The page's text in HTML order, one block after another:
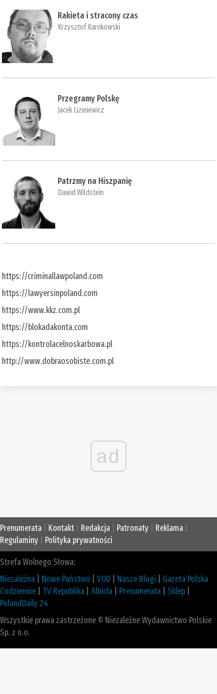
Rakieta i stracony czas
Krzysztof Karnkowski
Przegramy Polskę
Jacek Liziniewicz
Patrzmy na Hiszpanię
Dawid Wildstein
https://criminallawpoland.com
https://lawyersinpoland.com
https://www.kkz.com.pl
https://blokadakonta.com
https://kontrolacelnoskarbowa.pl
http://www.dobraosobiste.com.pl
ad
Prenumerata Kontakt Redakcja Patronaty Reklama
Regulaminy
Polityka prywatności
Strefa Wolnego Słowa:
Niezależna
Nowe Państwo VOD Nasze Blogi
Gazeta Polska
Codziennie
TV Republika Albicla Prenumerata Sklep
PolandDaily 24
Wszystkie prawa zastrzeżone © Niezależne Wydawnictwo Polskie
Sp. z o.o.